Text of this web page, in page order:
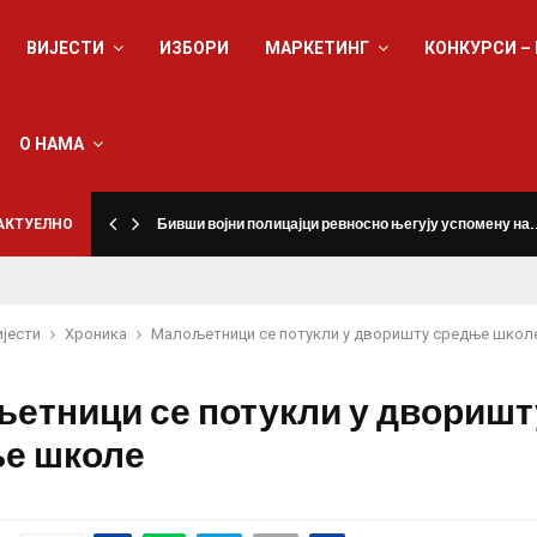
ВИЈЕСТИ ИЗБОРИ МАРКЕТИНГ КОНКУРСИ
О НАМА
Бивши војни полицајци ревносно његују успомену
Хроника Малољетници се потукли у дворишту средње
се потукли у
школе